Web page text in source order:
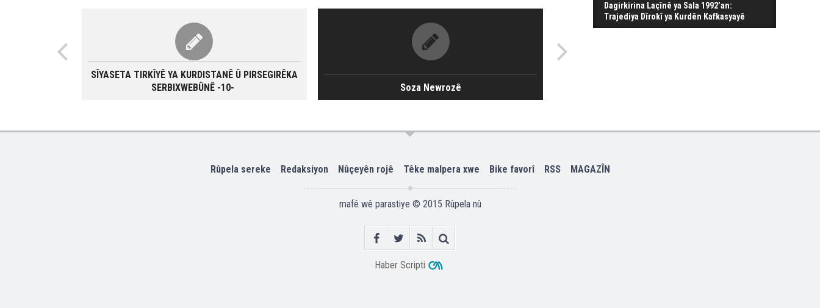
SÎYASETA TIRKÎYÊ YA KURDISTANÊ Û PIRSEGIRÊKA
SERBIXWEBÛNÊ -10-
Soza Newrozê
Dagirkirina Laçînê ya Sala 1992’an:
Trajediya Dîrokî ya Kurdên Kafkasyayê
Rûpela sereke Redaksiyon Nûçeyên rojê Têke malpera xwe Bike favorî RSS MAGAZÎN
mafê wê parastiye © 2015 Rûpela nû
Haber Scripti